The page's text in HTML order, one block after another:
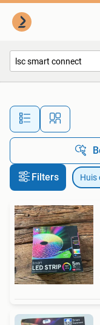
Filters Huis